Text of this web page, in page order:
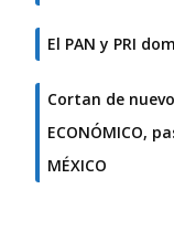
El PAN y PRI
Cortan de nuevo
ECONÓMICO,
MÉXICO